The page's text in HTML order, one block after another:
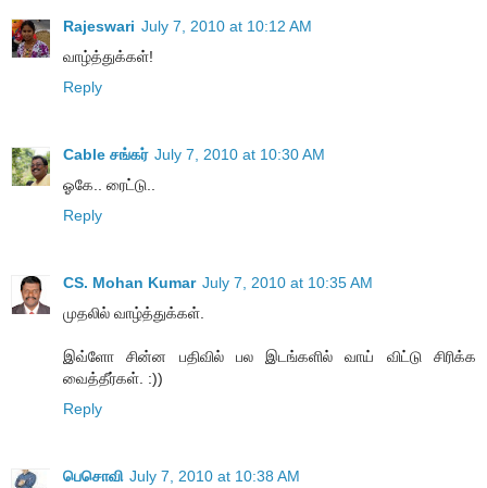
Rajeswari July 7, 2010 at 10:12 AM
வாழ்த்துக்கள்!
Reply
Cable சங்கர் July 7, 2010 at 10:30 AM
ஓகே.. ரைட்டு..
Reply
CS. Mohan Kumar July 7, 2010 at 10:35 AM
முதலில் வாழ்த்துக்கள்.
இவ்ளோ சின்ன பதிவில் பல இடங்களில் வாய் விட்டு சிரிக்க
வைத்தீர்கள். :))
Reply
பெசொவி July 7, 2010 at 10:38 AM